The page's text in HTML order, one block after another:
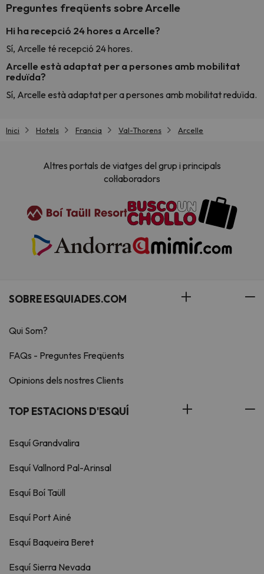
Preguntes freqüents sobre Arcelle
Hi ha recepció 24 hores a Arcelle?
Sí, Arcelle té recepció 24 hores.
Arcelle està adaptat per a persones amb mobilitat
reduïda?
Sí, Arcelle està adaptat per a persones amb mobilitat reduïda.
Inici Hotels Francia Val-Thorens Arcelle
Altres portals de viatges del grup i principals
col·laboradors
SOBRE ESQUIADES.COM
Qui Som?
FAQs - Preguntes Freqüents
Opinions dels nostres Clients
TOP ESTACIONS D'ESQUÍ
Esquí Grandvalira
Esquí Vallnord Pal-Arinsal
Esquí Boí Taüll
Esquí Port Ainé
Esquí Baqueira Beret
Esquí Sierra Nevada